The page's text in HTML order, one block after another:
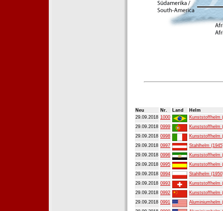
Neu Nr. Land
Helm
29.09.2018 1000
Kunststoffhelm
29.09.2018 0999
Kunststoffhelm
29.09.2018 0998
Kunststoffhelm
29.09.2018 0997
Stahlhelm
29.09.2018 0996
Kunststoffhelm
29.09.2018 0995
Kunststoffhelm
29.09.2018 0994
Stahlhelm
29.09.2018 0993
Kunststoffhelm
29.09.2018 0992
Kunststoffhelm
29.09.2018 0991
Aluminiumhelm